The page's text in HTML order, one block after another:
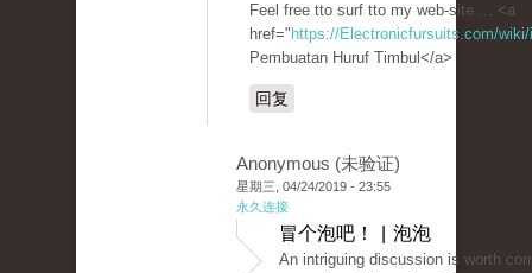
Feel free tto surf tto my web-site ... <a
href=" https://Electronicfursuits.com/
Pembuatan Huruf Timbul</a>
回复
Anonymous (未验证)
星期三, 04/24/2019 - 23:55
永久连接
冒个泡吧！ | 泡泡
An intriguing discussion is worth